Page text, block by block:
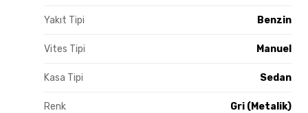
Yakıt Tipi Benzin
Vites Tipi Manuel
Kasa Tipi Sedan
Renk Gri (Metalik)